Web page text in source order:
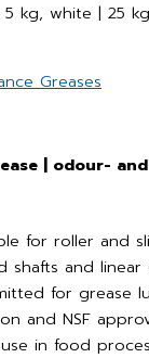
kg, white | 25
Greases
| odour- and
for roller and
shafts and
for grease
and NSF
in food